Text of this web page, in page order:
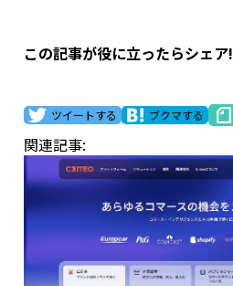
この記事が役に立ったらシェア!
ツイートする ブクマする
関連記事: